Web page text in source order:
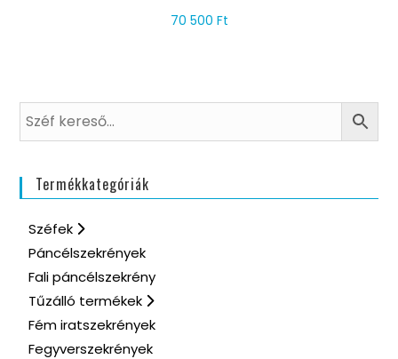
70 500 Ft
Termékkategóriák
Széfek
Páncélszekrények
Fali páncélszekrény
Tűzálló termékek
Fém iratszekrények
Fegyverszekrények